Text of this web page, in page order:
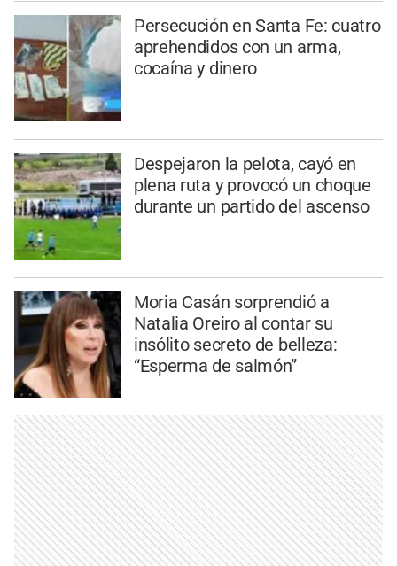
Persecución en Santa Fe: cuatro
aprehendidos con un arma,
cocaína y dinero
Despejaron la pelota, cayó en
plena ruta y provocó un choque
durante un partido del ascenso
Moria Casán sorprendió a
Natalia Oreiro al contar su
insólito secreto de belleza:
“Esperma de salmón”